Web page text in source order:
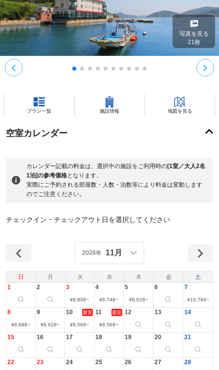
写真を見る
21枚
プラン一覧 施設情報 地図を見る
空室カレンダー
カレンダー記載の料金は、選択中の施設をご利用時の[1室／大人2名
1泊]の参考価格となります。
実際にご予約される部屋数・人数・泊数等により料金は変動します
のでご注意ください。
チェックイン・チェックアウト日を選択してください
日 月 火 水 木 金 土
2026年 11月
1 2 3
¥8,808~
4
¥8,748~
5
¥8,628~
6 7
¥10,784~
8
¥8,688~
9
¥8,628~
10 最安
¥8,569~
11 最安
¥8,569~
12 13 14
15 16 17 18 19 20 21
22 23 24 25 26 27 28